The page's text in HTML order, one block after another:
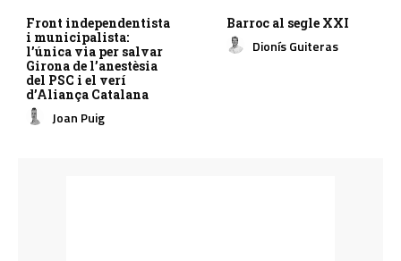
Front independentista
i municipalista:
l’única via per salvar
Girona de l’anestèsia
del PSC i el verí
d’Aliança Catalana
Joan Puig
Barroc al segle XXI
Dionís Guiteras